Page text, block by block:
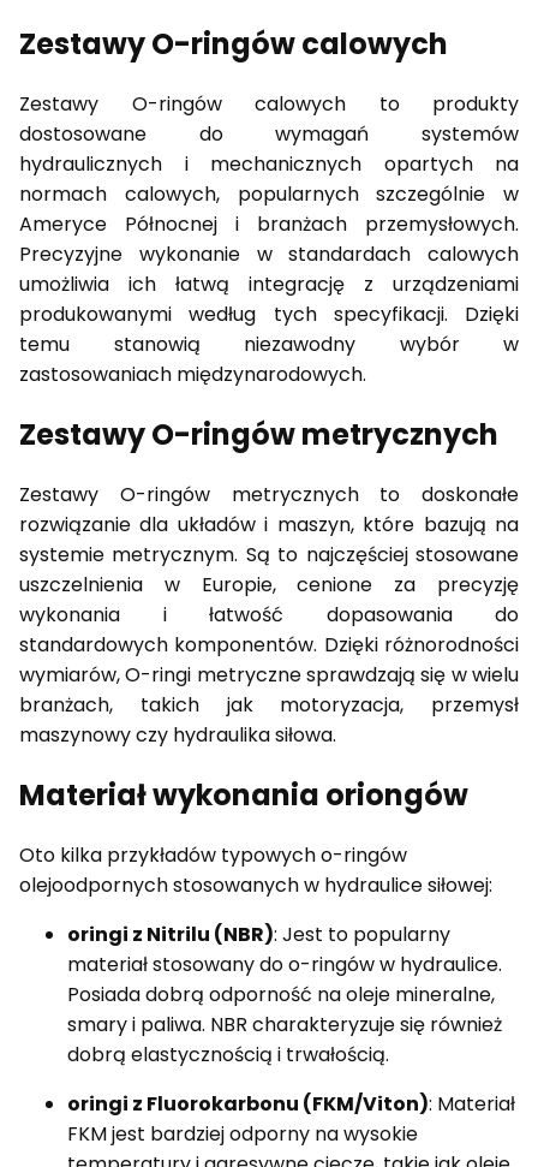
Zestawy O-ringów calowych
Zestawy O-ringów calowych to produkty
dostosowane do wymagań systemów
hydraulicznych i mechanicznych opartych na
normach calowych, popularnych szczególnie w
Ameryce Północnej i branżach przemysłowych.
Precyzyjne wykonanie w standardach calowych
umożliwia ich łatwą integrację z urządzeniami
produkowanymi według tych specyfikacji. Dzięki
temu stanowią niezawodny wybór w
zastosowaniach międzynarodowych.
Zestawy O-ringów metrycznych
Zestawy O-ringów metrycznych to doskonałe
rozwiązanie dla układów i maszyn, które bazują na
systemie metrycznym. Są to najczęściej stosowane
uszczelnienia w Europie, cenione za precyzję
wykonania i łatwość dopasowania do
standardowych komponentów. Dzięki różnorodności
wymiarów, O-ringi metryczne sprawdzają się w wielu
branżach, takich jak motoryzacja, przemysł
maszynowy czy hydraulika siłowa.
Materiał wykonania oriongów
Oto kilka przykładów typowych o-ringów
olejoodpornych stosowanych w hydraulice siłowej:
oringi z Nitrilu (NBR): Jest to popularny
materiał stosowany do o-ringów w hydraulice.
Posiada dobrą odporność na oleje mineralne,
smary i paliwa. NBR charakteryzuje się również
dobrą elastycznością i trwałością.
oringi z Fluorokarbonu (FKM/Viton): Materiał
FKM jest bardziej odporny na wysokie